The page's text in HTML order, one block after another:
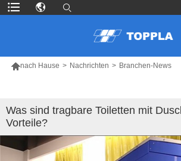
nach Hause > Nachrichten > Branchen-News
Was sind tragbare Toiletten mit
Vorteile?